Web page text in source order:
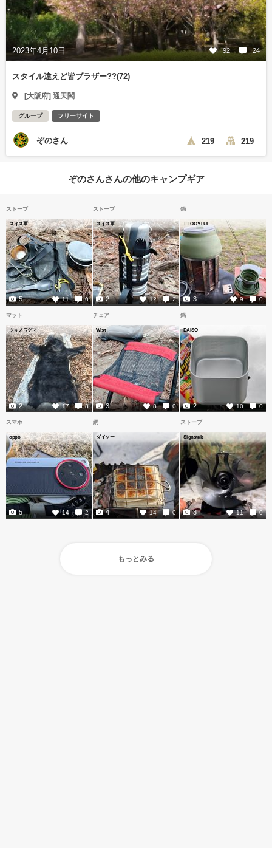
2023年4月10日 92 24
スタイル違えど皆ブラザー??(72)
[大阪府] 通天閣
グループ フリーサイト
ぞのさん 219 219
ぞのさんさんの他のキャンプギア
ストーブ
スイス軍
11 0
5
ストーブ
スイス軍
12 2
2
鍋
T TOOYFUL
9 0
3
マット
ツキノワグマ
17 8
2
チェア
Wist
8 0
3
鍋
DAISO
10 0
2
スマホ
oppo
14 2
5
網
ダイソー
14 0
4
ストーブ
Signstek
11 0
3
もっとみる